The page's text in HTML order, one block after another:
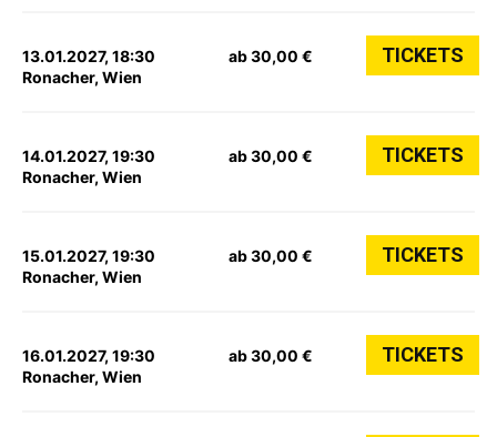
13.01.2027, 18:30
Ronacher, Wien
ab 30,00 € TICKETS
14.01.2027, 19:30
Ronacher, Wien
ab 30,00 € TICKETS
15.01.2027, 19:30
Ronacher, Wien
ab 30,00 € TICKETS
16.01.2027, 19:30
Ronacher, Wien
ab 30,00 € TICKETS